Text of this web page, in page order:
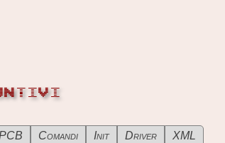
Comandi Init Driver XML